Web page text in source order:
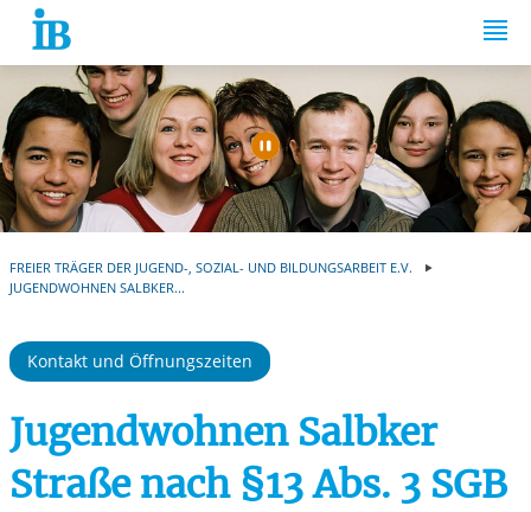
Springe zum Inhalt
Automatische
FREIER TRÄGER DER JUGEND-, SOZIAL- UND BILDUNGSARBEIT E.V.
JUGENDWOHNEN SALBKER...
Kontakt und Öffnungszeiten
Jugendwohnen Salbker
Straße nach §13 Abs. 3 SGB